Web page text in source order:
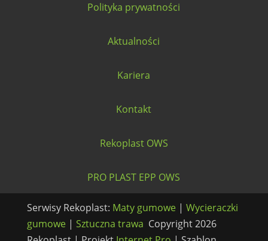
Polityka prywatności
Aktualności
Kariera
Kontakt
Rekoplast OWS
PRO PLAST EPP OWS
Serwisy Rekoplast: Maty gumowe | Wycieraczki
gumowe | Sztuczna trawa Copyright 2026